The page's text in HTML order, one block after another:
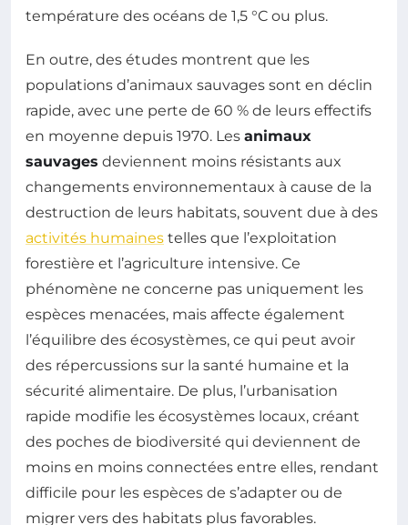
température des océans de 1,5 °C ou plus.
En outre, des études montrent que les
populations d’animaux sauvages sont en déclin
rapide, avec une perte de 60 % de leurs effectifs
en moyenne depuis 1970. Les animaux
sauvages deviennent moins résistants aux
changements environnementaux à cause de la
destruction de leurs habitats, souvent due à des
activités humaines telles que l’exploitation
forestière et l’agriculture intensive. Ce
phénomène ne concerne pas uniquement les
espèces menacées, mais affecte également
l’équilibre des écosystèmes, ce qui peut avoir
des répercussions sur la santé humaine et la
sécurité alimentaire. De plus, l’urbanisation
rapide modifie les écosystèmes locaux, créant
des poches de biodiversité qui deviennent de
moins en moins connectées entre elles, rendant
difficile pour les espèces de s’adapter ou de
migrer vers des habitats plus favorables.